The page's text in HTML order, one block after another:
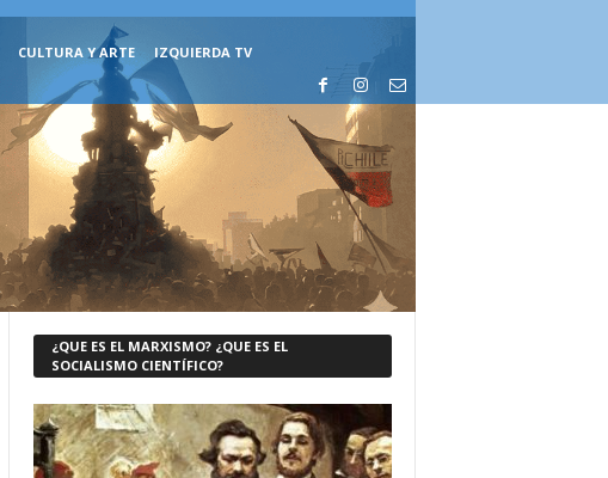
CULTURA Y ARTE IZQUIERDA TV
¿QUE ES EL MARXISMO? ¿QUE ES EL
SOCIALISMO CIENTÍFICO?